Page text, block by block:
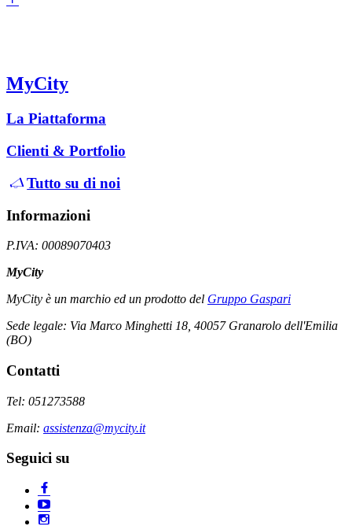
MyCity
La Piattaforma
Clienti & Portfolio
Tutto su di noi
Informazioni
P.IVA: 00089070403
MyCity
MyCity è un marchio ed un prodotto del Gruppo Gaspari
Sede legale: Via Marco Minghetti 18, 40057 Granarolo dell'Emilia
(BO)
Contatti
Tel: 051273588
Email: assistenza@mycity.it
Seguici su